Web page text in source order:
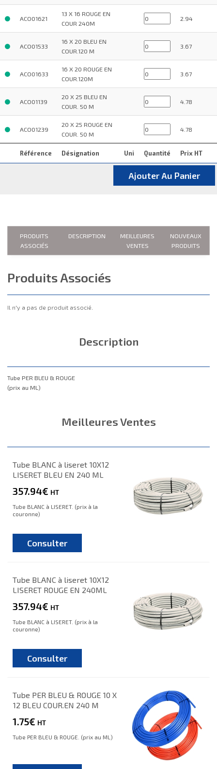
Référence Désignation Uni Quantité Prix HT
ACO01621
13 X 16 ROUGE EN
COUR 240M
2.94
ACO01533
16 X 20 BLEU EN
COUR.120 M
3.67
ACO01633
16 X 20 ROUGE EN
COUR.120M
3.67
ACO01139
20 X 25 BLEU EN
COUR. 50 M
4.78
ACO01239
20 X 25 ROUGE EN
COUR. 50 M
4.78
Ajouter Au Panier
PRODUITS
ASSOCIÉS
DESCRIPTION
MEILLEURES
VENTES
NOUVEAUX
PRODUITS
Produits Associés
Il n'y a pas de produit associé.
Description
Tube PER BLEU & ROUGE
(prix au ML)
Meilleures Ventes
Tube BLANC à liseret 10X12
LISERET BLEU EN 240 ML
357.94€ HT
Tube BLANC à LISERET. (prix à la
couronne)
Consulter
Tube BLANC à liseret 10X12
LISERET ROUGE EN 240ML
357.94€ HT
Tube BLANC à LISERET. (prix à la
couronne)
Consulter
Tube PER BLEU & ROUGE 10 X
12 BLEU COUR.EN 240 M
1.75€ HT
Tube PER BLEU & ROUGE. (prix au ML)